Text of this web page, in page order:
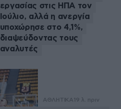
εργασίας στις ΗΠΑ τον
Ιούλιο, αλλά η ανεργία
υποχώρησε στο 4,1%,
διαψεύδοντας τους
αναλυτές
ΑΘΛΗΤΙΚΑ 19 λ. πριν